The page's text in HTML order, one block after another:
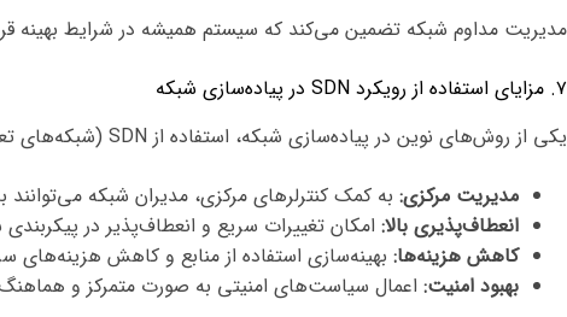
مدیریت مداوم شبکه تضمین می‌کند که سیستم همیشه در شرایط بهینه
۷. مزایای استفاده از رویکرد SDN در پیاده‌سازی شبکه
یکی از روش‌های نوین در پیاده‌سازی شبکه، استفاده از SDN (شبکه‌های تعریف‌شده توسط نرم‌افزار) است. SDN مزایای متعددی را نسبت به معماری‌های سنتی ارائه می‌دهد:
مدیریت مرکزی: به کمک کنترلرهای مرکزی، مدیران شبکه
انعطاف‌پذیری بالا: امکان تغییرات سریع و انعطاف‌پذیر در
کاهش هزینه‌ها: بهینه‌سازی استفاده از منابع و کاهش
بهبود امنیت: اعمال سیاست‌های امنیتی به صورت متمرکز و